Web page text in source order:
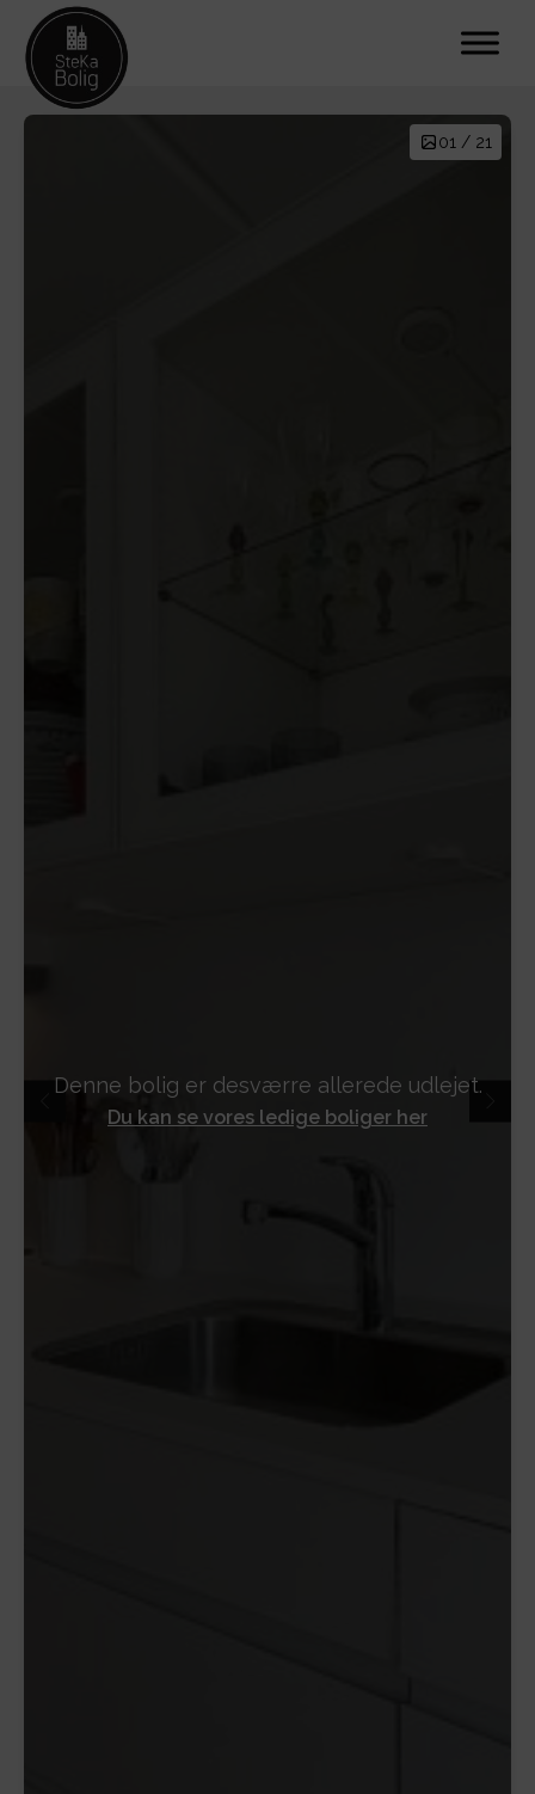
Denne bolig er desværre allerede udlejet.
Du kan se vores ledige boliger her
01 / 21